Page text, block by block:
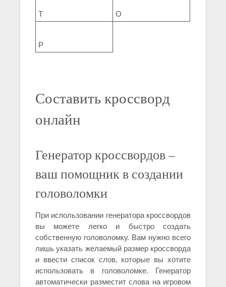
Т О
Р
Составить кроссворд
онлайн
Генератор кроссвордов –
ваш помощник в создании
головоломки
При использовании генератора кроссвордов
вы можете легко и быстро создать
собственную головоломку. Вам нужно всего
лишь указать желаемый размер кроссворда
и ввести список слов, которые вы хотите
использовать в головоломке. Генератор
автоматически разместит слова на игровом